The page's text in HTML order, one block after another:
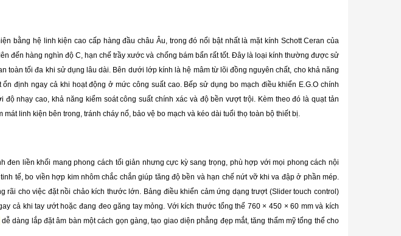
bằng hệ linh kiện cao cấp hàng đầu châu Âu, trong đó nổi bật nhất là mặt kính Schott Ceran của
đến hàng nghìn độ C, hạn chế trầy xước và chống bám bẩn rất tốt. Đây là loại kính thường được sử
toàn tối đa khi sử dụng lâu dài. Bên dưới lớp kính là hệ mâm từ lõi đồng nguyên chất, cho khả năng
định ngay cả khi hoạt động ở mức công suất cao. Bếp sử dụng bo mạch điều khiển E.G.O chính
nhạy cao, khả năng kiểm soát công suất chính xác và độ bền vượt trội. Kèm theo đó là quạt tản
linh kiện bên trong, tránh cháy nổ, bảo vệ bo mạch và kéo dài tuổi thọ toàn bộ thiết bị.
đen liền khối mang phong cách tối giản nhưng cực kỳ sang trọng, phù hợp với mọi phong cách nội
tế, bo viền hợp kim nhôm chắc chắn giúp tăng độ bền và hạn chế nứt vỡ khi va đập ở phần mép.
rãi cho việc đặt nồi chảo kích thước lớn. Bảng điều khiển cảm ứng dạng trượt (Slider touch control)
cả khi tay ướt hoặc đang đeo găng tay mỏng. Với kích thước tổng thể 760 × 450 × 60 mm và kích
dễ dàng lắp đặt âm bàn một cách gọn gàng, tạo giao diện phẳng đẹp mắt, tăng thẩm mỹ tổng thể cho